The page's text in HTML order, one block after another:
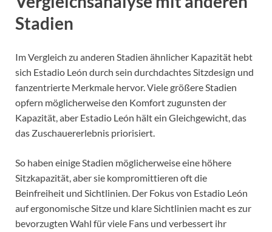
Stadien
Im Vergleich zu anderen Stadien ähnlicher Kapazität hebt
sich Estadio León durch sein durchdachtes Sitzdesign und
fanzentrierte Merkmale hervor. Viele größere Stadien
opfern möglicherweise den Komfort zugunsten der
Kapazität, aber Estadio León hält ein Gleichgewicht, das
das Zuschauererlebnis priorisiert.
So haben einige Stadien möglicherweise eine höhere
Sitzkapazität, aber sie kompromittieren oft die
Beinfreiheit und Sichtlinien. Der Fokus von Estadio León
auf ergonomische Sitze und klare Sichtlinien macht es zur
bevorzugten Wahl für viele Fans und verbessert ihr